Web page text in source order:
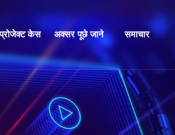
केस अक्सर पूछे जाने
वाले प्रश्न
समाचार